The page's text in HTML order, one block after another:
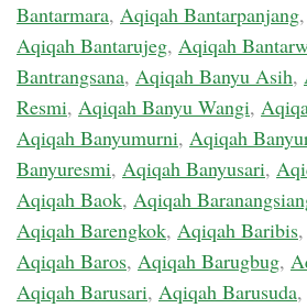
Bantarmara, Aqiqah Bantarpanjang,
Aqiqah Bantarujeg, Aqiqah
Bantrangsana, Aqiqah Banyu Asih,
Resmi, Aqiqah Banyu Wangi,
Aqiqah Banyumurni, Aqiqah
Banyuresmi, Aqiqah Banyusari,
Aqiqah Baok, Aqiqah
Aqiqah Barengkok, Aqiqah Baribis,
Aqiqah Baros, Aqiqah Barugbug,
Aqiqah Barusari, Aqiqah Barusuda,